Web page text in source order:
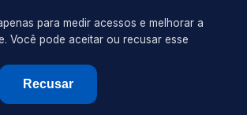
os direitos reservados.
para medir acessos e melhorar a
Você pode aceitar ou recusar esse
Recusar